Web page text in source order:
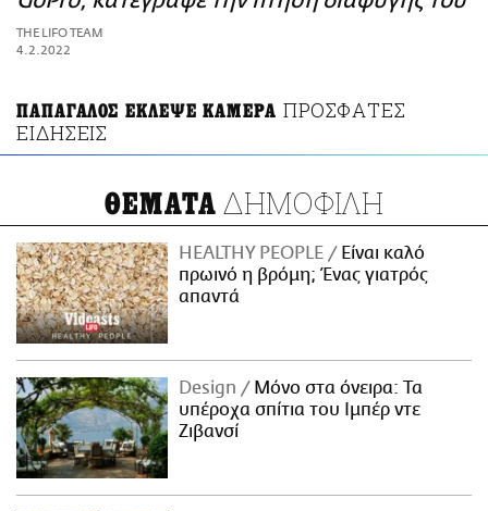
ΑΜΠΑ
PRINT
THE LIFO TEAM
4.2.2022
ΠΑΠΑΓΑΛΟΣ ΕΚΛΕΨΕ ΚΑΜΕΡΑ ΠΡΟΣΦΑΤΕΣ
ΕΙΔΗΣΕΙΣ
ΘΕΜΑΤΑ ΔΗΜΟΦΙΛΗ
HEALTHY PEOPLE
Είναι καλό
πρωινό η βρόμη; Ένας γιατρός
απαντά
Design
Μόνο στα όνειρα: Τα
υπέροχα σπίτια του Ιμπέρ ντε
Ζιβανσί